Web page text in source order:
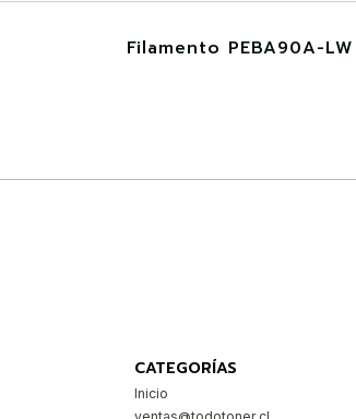
Filamento PEBA90A-
CATEGORÍAS
Inicio